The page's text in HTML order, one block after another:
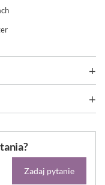
Zadaj pytanie